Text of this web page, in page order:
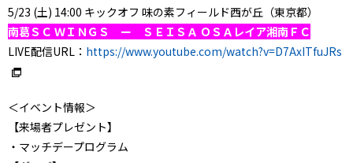
5/23 (土) 14:00 キックオフ 味の素フィールド西が丘（東京都）
南葛ＳＣ ＷＩＮＧＳ ー ＳＥＩＳＡ ＯＳＡレイア湘南ＦＣ
LIVE配信URL： https://www.youtube.com/watch?v=D7AxITfuJRs
＜イベント情報＞
【来場者プレゼント】
・マッチデープログラム